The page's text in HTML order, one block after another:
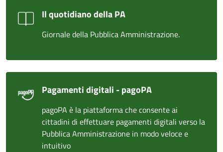
Il quotidiano della PA
Giornale della Pubblica Amministrazione.
Pagamenti digitali - pagoPA
pagoPA è la piattaforma che consente ai
cittadini di effettuare pagamenti digitali verso la
Pubblica Amministrazione in modo veloce e
intuitivo